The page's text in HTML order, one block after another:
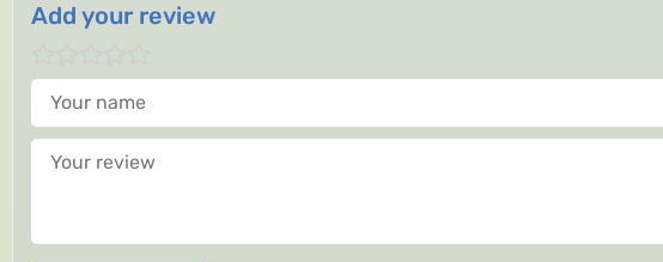
Add your review
Your name
Your review